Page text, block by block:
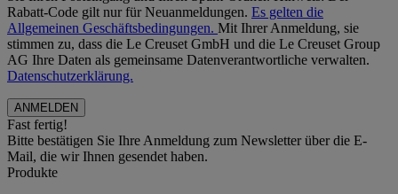
Rabatt-Code gilt nur für Neuanmeldungen. Es gelten die
Allgemeinen Geschäftsbedingungen. Mit Ihrer Anmeldung, sie
stimmen zu, dass die Le Creuset GmbH und die Le Creuset Group
AG Ihre Daten als gemeinsame Datenverantwortliche verwalten.
Datenschutzerklärung.
Fast fertig!
Bitte bestätigen Sie Ihre Anmeldung zum Newsletter über die E-
Mail, die wir Ihnen gesendet haben.
Produkte